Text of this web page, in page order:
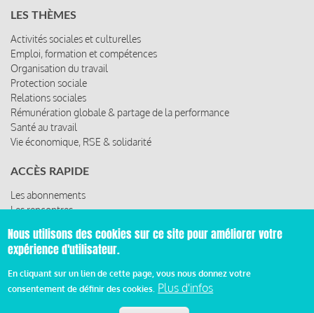
LES THÈMES
Activités sociales et culturelles
Emploi, formation et compétences
Organisation du travail
Protection sociale
Relations sociales
Rémunération globale & partage de la performance
Santé au travail
Vie économique, RSE & solidarité
ACCÈS RAPIDE
Les abonnements
Les rencontres
© 2019 Miroir Social - Réalisé par
Nous utilisons des cookies sur ce site pour améliorer votre
expérience d'utilisateur.
En cliquant sur un lien de cette page, vous nous donnez votre
consentement de définir des cookies. Plus d'infos